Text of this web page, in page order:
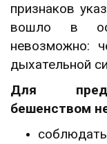
признаков
вошло в
невозможно:
дыхательной
Для
бешенством